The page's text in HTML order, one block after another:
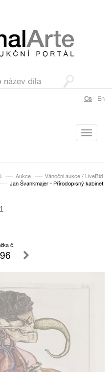
Cs En
Toggle
Aukce
Vánoční aukce / LiveBid
Jan Švankmajer - Přírodopisný kabinet
č.